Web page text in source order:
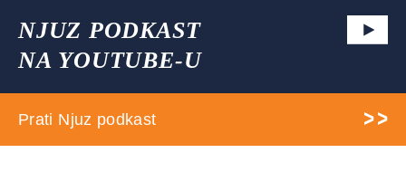
NJUZ PODKAST
NA YOUTUBE-U
Prati Njuz podkast